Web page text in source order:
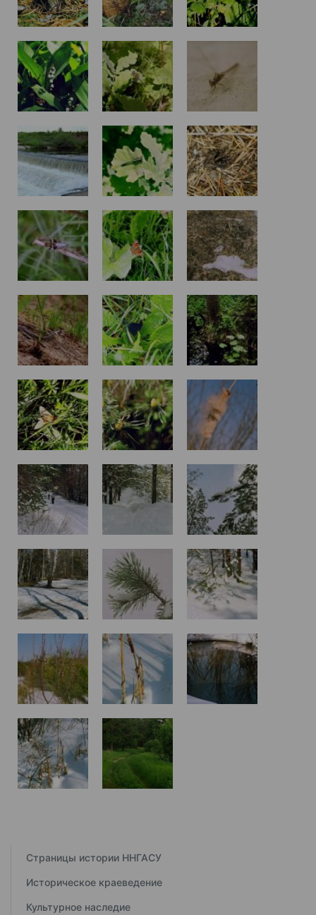
Страницы истории ННГАСУ
Историческое краеведение
Культурное наследие